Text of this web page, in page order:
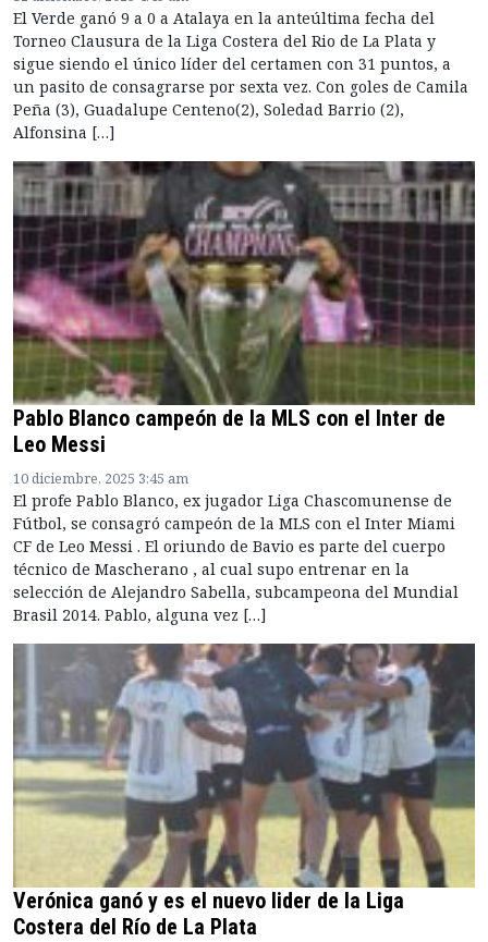
El Verde ganó 9 a 0 a Atalaya en la anteúltima fecha del
Torneo Clausura de la Liga Costera del Rio de La Plata y
sigue siendo el único líder del certamen con 31 puntos, a
un pasito de consagrarse por sexta vez. Con goles de Camila
Peña (3), Guadalupe Centeno(2), Soledad Barrio (2),
Alfonsina […]
Pablo Blanco campeón de la MLS con el Inter de
Leo Messi
10 diciembre, 2025 3:45 am
El profe Pablo Blanco, ex jugador Liga Chascomunense de
Fútbol, se consagró campeón de la MLS con el Inter Miami
CF de Leo Messi . El oriundo de Bavio es parte del cuerpo
técnico de Mascherano , al cual supo entrenar en la
selección de Alejandro Sabella, subcampeona del Mundial
Brasil 2014. Pablo, alguna vez […]
Verónica ganó y es el nuevo lider de la Liga
Costera del Río de La Plata